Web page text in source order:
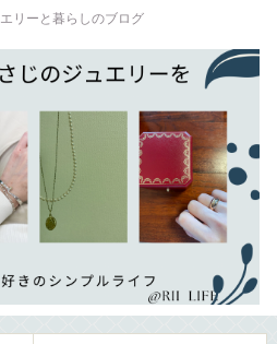
リーと暮らしのブログ